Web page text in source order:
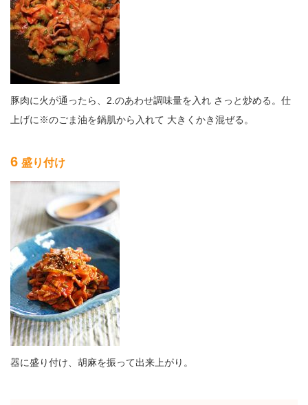
豚肉に火が通ったら、2.のあわせ調味量を入れ さっと炒める。仕
上げに※のごま油を鍋肌から入れて 大きくかき混ぜる。
6 盛り付け
器に盛り付け、胡麻を振って出来上がり。